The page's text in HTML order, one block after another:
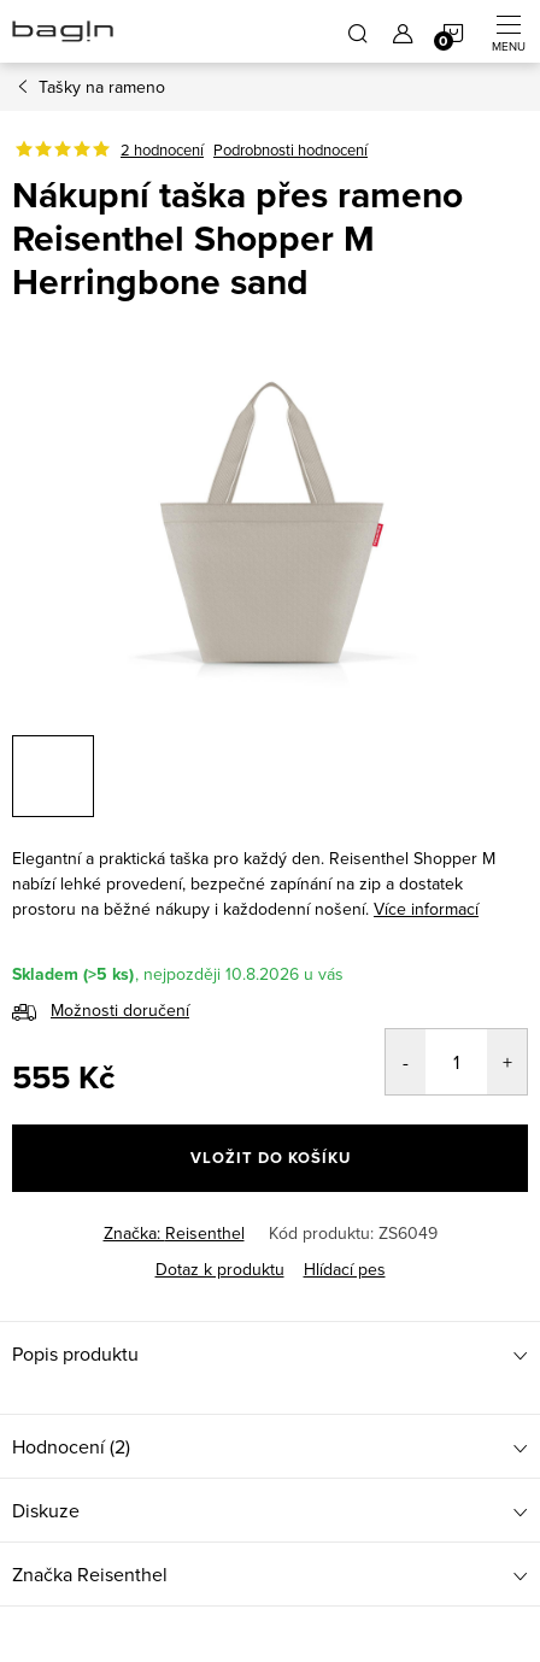
na
obsah
Tašky na rameno
2 hodnocení Podrobnosti hodnocení
Nákupní taška přes rameno
Reisenthel Shopper M
Herringbone sand
Elegantní a praktická taška pro každý den. Reisenthel Shopper M
nabízí lehké provedení, bezpečné zapínání na zip a dostatek
prostoru na běžné nákupy i každodenní nošení. Více informací
Skladem (>5 ks)
10.8.2026
Možnosti doručení
555 Kč
cena:
VLOŽIT DO KOŠÍKU
Značka: Reisenthel Kód produktu: ZS6049
Dotaz k produktu
Hlídací pes
Popis produktu
Hodnocení (2)
Diskuze
Značka Reisenthel